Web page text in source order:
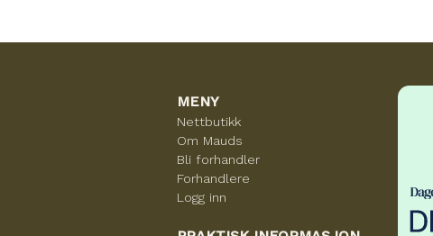
MENY
Nettbutikk
Om Mauds
Bli forhandler
Forhandlere
Logg inn